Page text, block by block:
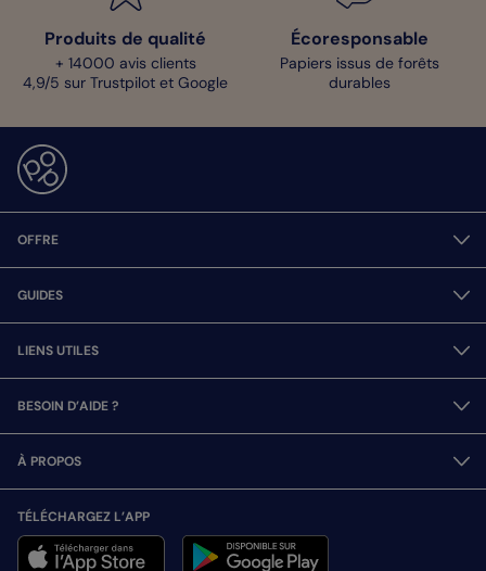
Produits de qualité
+ 14000 avis clients
4,9/5 sur Trustpilot et Google
Écoresponsable
Papiers issus de forêts
durables
OFFRE
GUIDES
LIENS UTILES
BESOIN D’AIDE ?
À PROPOS
TÉLÉCHARGEZ L’APP